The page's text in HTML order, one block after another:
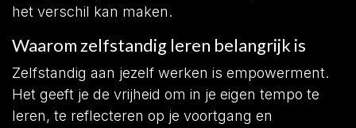
het verschil kan maken.
Waarom zelfstandig leren belangrijk is
Zelfstandig aan jezelf werken is empowerment.
Het geeft je de vrijheid om in je eigen tempo te
leren, te reflecteren op je voortgang en